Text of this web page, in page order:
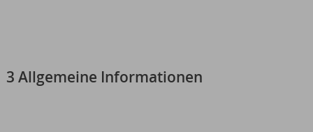
3 Allgemeine Informationen